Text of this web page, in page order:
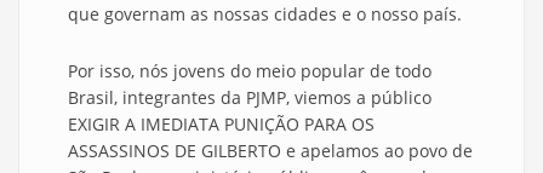
que governam as nossas cidades e o nosso país.
Por isso, nós jovens do meio popular de todo
Brasil, integrantes da PJMP, viemos a público
EXIGIR A IMEDIATA PUNIÇÃO PARA OS
ASSASSINOS DE GILBERTO e apelamos ao povo de